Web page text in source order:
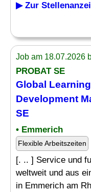
▶ Zur
Job am 18.07.2026
PROBAT SE
Global Learning
Development
SE
• Emmerich
Flexible Arbeitszeiten
[. .. ] Service und
weltweit und aus
in Emmerich am